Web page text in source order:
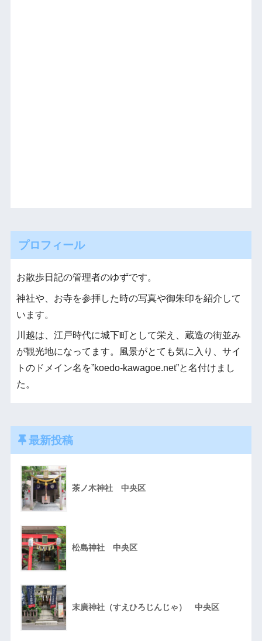
プロフィール
お散歩日記の管理者のゆずです。
神社や、お寺を参拝した時の写真や御朱印を紹介して
います。
川越は、江戸時代に城下町として栄え、蔵造の街並み
が観光地になってます。風景がとても気に入り、サイ
トのドメイン名を”koedo-kawagoe.net”と名付けまし
た。
最新投稿
茶ノ木神社 中央区
松島神社 中央区
末廣神社（すえひろじんじゃ） 中央区